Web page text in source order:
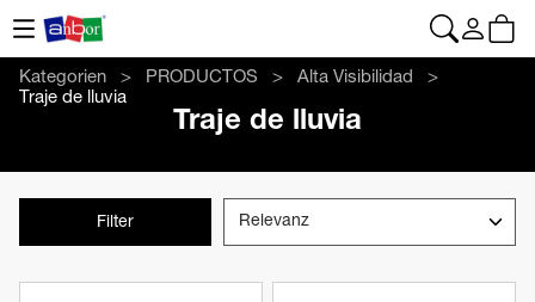
Kategorien PRODUCTOS
Alta Visibilidad
Traje de lluvia
Traje de lluvia
Filter